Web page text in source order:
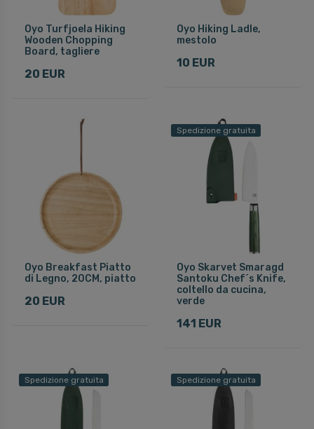
Oyo Turfjoela Hiking
Wooden Chopping
Board, tagliere
20 EUR
Oyo Hiking Ladle,
mestolo
10 EUR
Oyo Breakfast Piatto
di Legno, 20CM, piatto
20 EUR
Spedizione gratuita
Oyo Skarvet Smaragd
Santoku Chef´s Knife,
coltello da cucina,
verde
141 EUR
Spedizione gratuita Spedizione gratuita